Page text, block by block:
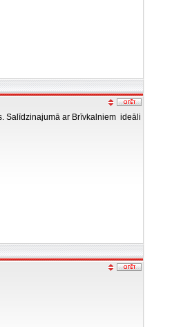
Salīdzinajumā ar Brīvkalniem ideāli